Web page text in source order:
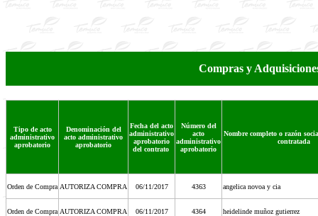
Compras y
Tipo de acto
administrativo
aprobatorio
Denominación del
acto administrativo
aprobatorio
Fecha del acto
administrativo
aprobatorio
del contrato
Número del
acto
administrativo
aprobatorio
Nombre completo o razón
contratada
Orden de Compra AUTORIZA COMPRA 06/11/2017 4363 angelica novoa y cia
Orden de Compra AUTORIZA COMPRA 06/11/2017 4364 heidelinde muñoz gutierrez